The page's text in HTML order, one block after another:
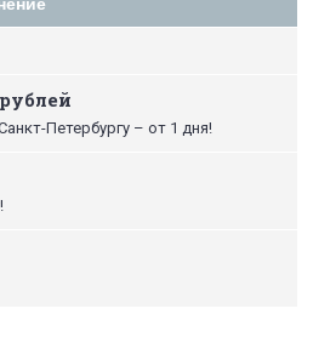
Петербургу – от 1 дня!